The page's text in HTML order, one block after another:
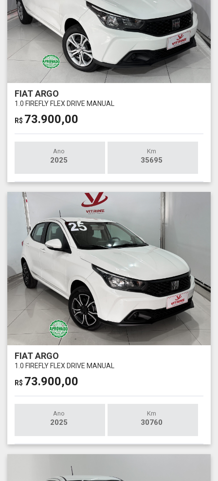
FIAT ARGO
1.0 FIREFLY FLEX DRIVE MANUAL
R$ 73.900,00
Ano
2025
Km
35695
FIAT ARGO
1.0 FIREFLY FLEX DRIVE MANUAL
R$ 73.900,00
Ano
2025
Km
30760